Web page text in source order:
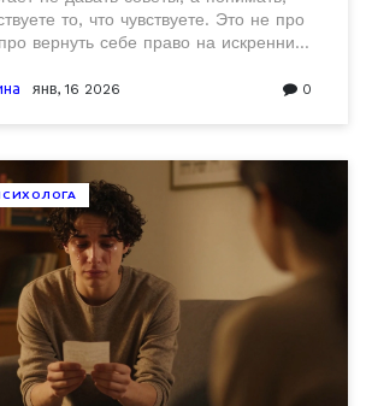
то, что чувствуете. Это не про
вернуть себе право на искренние
янв, 16 2026 0